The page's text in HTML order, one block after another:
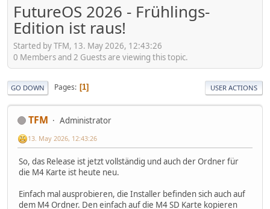
FutureOS 2026 - Frühlings-
Edition ist raus!
Started by TFM, 13. May 2026, 12:43:26
0 Members and 2 Guests are viewing this topic.
GO DOWN Pages 1 USER ACTIONS
TFM Administrator
13. May 2026, 12:43:26
So, das Release ist jetzt vollständig und auch der Ordner für
die M4 Karte ist heute neu.
Einfach mal ausprobieren, die Installer befinden sich auch auf
dem M4 Ordner. Den einfach auf die M4 SD Karte kopieren